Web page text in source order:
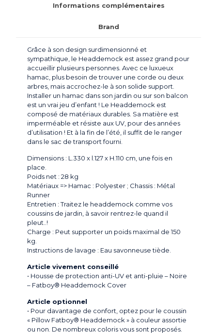
Informations complémentaires
Brand
Grâce à son design surdimensionné et
sympathique, le Headdemock est assez grand pour
accueillir plusieurs personnes. Avec ce luxueux
hamac, plus besoin de trouver une corde ou deux
arbres, mais accrochez-le à son solide support.
Installer un hamac dans son jardin ou sur son balcon
est un vrai jeu d’enfant ! Le Headdemock est
composé de matériaux durables. Sa matière est
imperméable et résiste aux UV, pour des années
d’utilisation ! Et à la fin de l’été, il suffit de le ranger
dans le sac de transport fourni.
Dimensions : L.330 x l.127 x H.110 cm, une fois en
place.
Poids net : 28 kg
Matériaux => Hamac : Polyester ; Chassis : Métal
Runner
Entretien : Traitez le headdemock comme vos
coussins de jardin, à savoir rentrez-le quand il
pleut..!
Charge : Peut supporter un poids maximal de 150
kg.
Instructions de lavage : Eau savonneuse tiède.
Article vivement conseillé
• Housse de protection anti-UV et anti-pluie – Noire
– Fatboy® Headdemock Cover
Article optionnel
• Pour davantage de confort, optez pour le coussin
« Pillow Fatboy® Headdemock » à couleur assortie
ou non. De nombreux coloris vous sont proposés.